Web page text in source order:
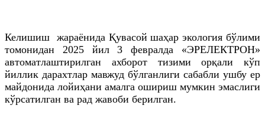
Келишиш жараёнида Қувасой шаҳар экология бўлими
томонидан 2025 йил 3 февралда «ЭРEЛEКТРОН»
автоматлаштирилган ахборот тизими орқали кўп
йиллик дарахтлар мавжуд бўлганлиги сабабли ушбу ер
майдонида лойиҳани амалга ошириш мумкин эмаслиги
кўрсатилган ва рад жавоби берилган.